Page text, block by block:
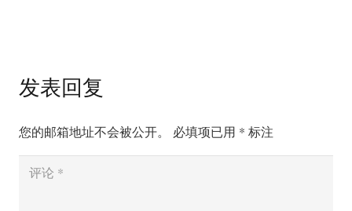
发表回复
您的邮箱地址不会被公开。 必填项已用 * 标注